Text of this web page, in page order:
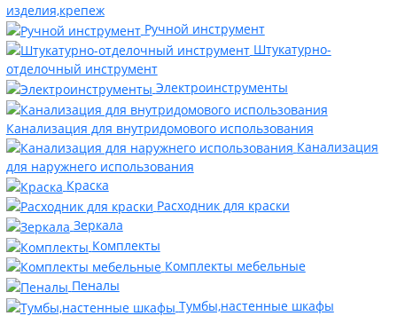
изделия,крепеж
Ручной инструмент
Штукатурно-
отделочный инструмент
Электроинструменты
Канализация для внутридомового использования
Канализация
для наружнего использования
Краска
Расходник для краски
Зеркала
Комплекты
Комплекты мебельные
Пеналы
Тумбы,настенные шкафы